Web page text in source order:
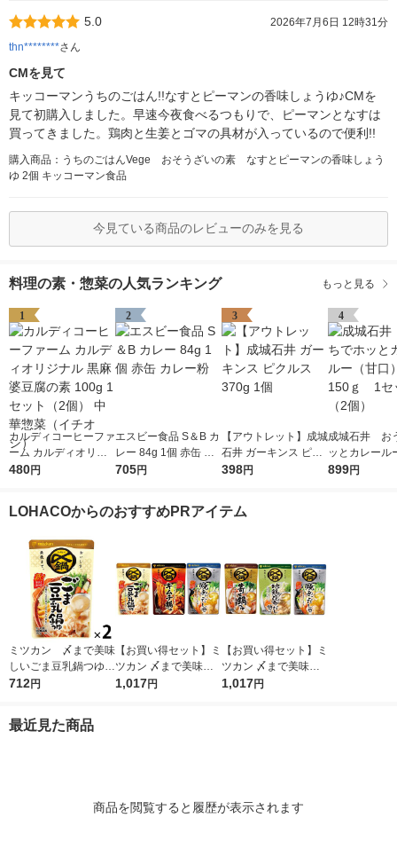
5.0
2026年7月6日 12時31分
thn********さん
CMを見て
キッコーマンうちのごはん!!なすとピーマンの香味しょうゆ♪CMを
見て初購入しました。早速今夜食べるつもりで、ピーマンとなすは
買ってきました。鶏肉と生姜とゴマの具材が入っているので便利!!
購入商品：うちのごはんVege おそうざいの素 なすとピーマンの香味しょう
ゆ 2個 キッコーマン食品
今見ている商品のレビューのみを見る
料理の素・惣菜の人気ランキング もっと見る
1
カルディコーヒーファ
ーム カルディオリジ
ナル 黒麻婆豆腐の素
480円
2
エスビー食品 S＆B カ
レー 84g 1個 赤缶 カ
レー粉
705円
3
【アウトレット】成城
石井 ガーキンス ピク
ルス 370g 1個
398円
4
成城石井 お
ッとカレール
口） 150ｇ
899円
LOHACOからのおすすめPRアイテム
ミツカン 〆まで美味
しいごま豆乳鍋つゆ
ストレート 750g＜
712円
【お買い得セット】ミ
ツカン 〆まで美味し
い鍋つゆ3種セット
1,017円
【お買い得セット】ミ
ツカン 〆まで美味し
い鍋つゆ3種セット
1,017円
最近見た商品
商品を閲覧すると履歴が表示されます